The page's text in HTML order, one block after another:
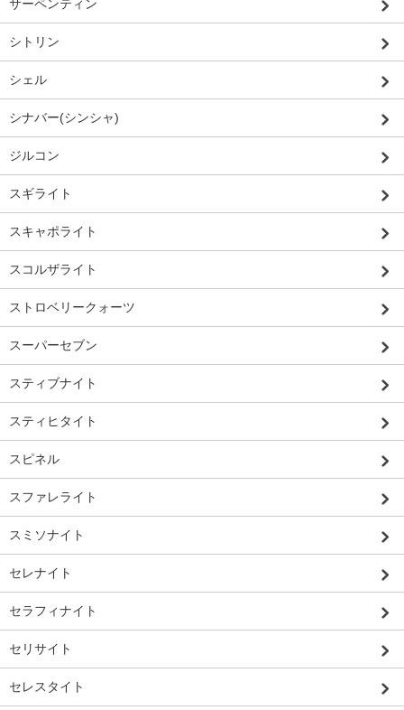
サーペンティン
シトリン
シェル
シナバー(シンシャ)
ジルコン
スギライト
スキャポライト
スコルザライト
ストロベリークォーツ
スーパーセブン
スティブナイト
スティヒタイト
スピネル
スファレライト
スミソナイト
セレナイト
セラフィナイト
セリサイト
セレスタイト